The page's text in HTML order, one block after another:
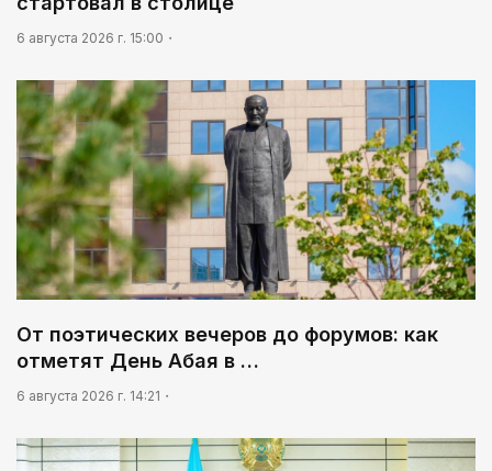
6 августа 2026 г. 15:00
От поэтических вечеров до форумов: как
отметят День Абая в …
6 августа 2026 г. 14:21